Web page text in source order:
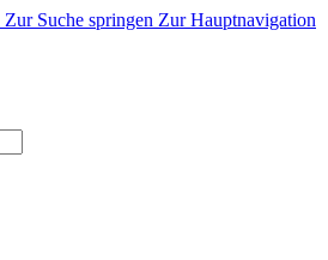
Zur Suche springen Zur Hauptnavigation